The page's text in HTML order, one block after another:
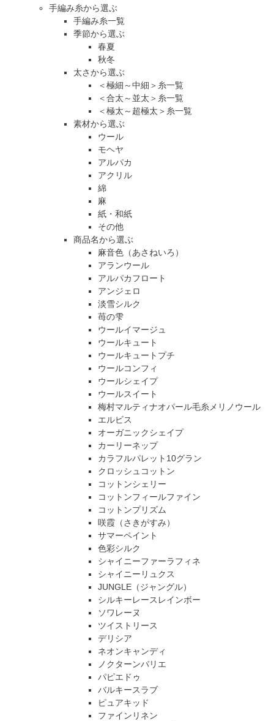
手編み糸から選ぶ
手編み糸一覧
季節から選ぶ
春夏
秋冬
太さから選ぶ
＜極細～中細＞糸一覧
＜合太～並太＞糸一覧
＜極太～超極太＞糸一覧
素材から選ぶ
ウール
モヘヤ
アルパカ
アクリル
綿
麻
紙・和紙
その他
商品名から選ぶ
麻音色（あさねいろ）
アランウール
アルパカフロート
アンジェロ
淡雪シルク
苺の雫
ウールイマージュ
ウールキュート
ウールキュートプチ
ウールコンフィ
ウールシェイプ
ウールスイート
梅村マルティナオパール毛糸メリノウール
エルビス
オーガニックシェイプ
カーリーネップ
カラフルパレット10グラン
クロッシュコットン
コットンシェリー
コットンフィールファイン
コットンプリズム
咲霞（さきがすみ）
サマーペイント
色彩シルク
シャイニーファーラフィネ
シャイニーリュクス
JUNGLE（ジャングル）
シルキーレースレインボー
ソワレーヌ
ツイストリース
デリシア
ネオンキャンディ
ノクターンバリエ
パピエドゥ
バルキースラブ
ピュアキッド
ファインリネン